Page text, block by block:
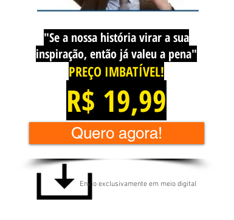
"Se a nossa história virar a sua
inspiração, então já valeu a pena"
PREÇO IMBATÍVEL!
R$ 19,99
Quero agora!
Envio exclusivamente em meio digital